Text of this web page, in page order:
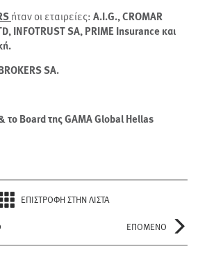
ήταν οι εταιρείες: A.I.G., CROMAR
INFOTRUST SA, PRIME Insurance και
SA.
το Board της GAMA Global Hellas
ΕΠΙΣΤΡΟΦΗ ΣΤΗΝ ΛΙΣΤΑ
ΕΠΟΜΕΝΟ